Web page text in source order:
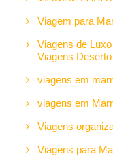
Viagem para
Viagens de
Viagens Deserto
viagens em
viagens em
Viagens
Viagens para